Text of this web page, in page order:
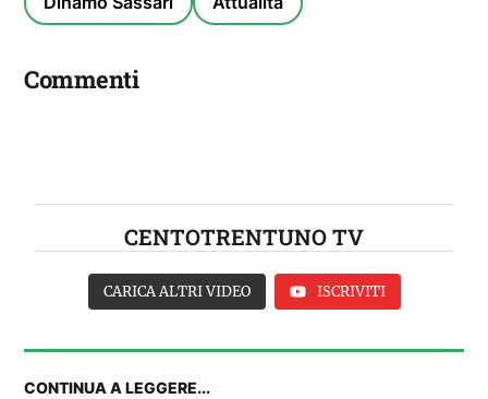
Commenti
CENTOTRENTUNO TV
CARICA ALTRI VIDEO ISCRIVITI
CONTINUA A LEGGERE...